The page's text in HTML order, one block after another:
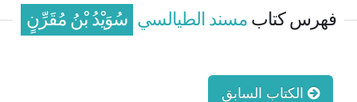
فهرس كتاب مسند الطيالسي سُوَيْدُ بْنُ مُقَرِّنٍ
الكتاب السابق